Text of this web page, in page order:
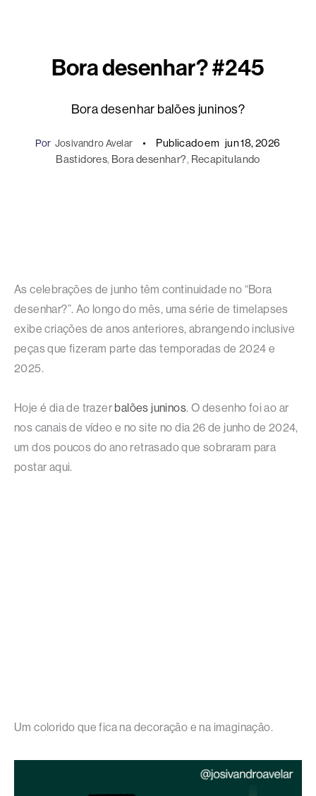
Bora desenhar? #245
Bora desenhar balões juninos?
Por Josivandro Avelar Publicado em jun 18, 2026
Bastidores, Bora desenhar?, Recapitulando
As celebrações de junho têm continuidade no “Bora
desenhar?”. Ao longo do mês, uma série de timelapses
exibe criações de anos anteriores, abrangendo inclusive
peças que fizeram parte das temporadas de 2024 e
2025.
Hoje é dia de trazer balões juninos. O desenho foi ao ar
nos canais de vídeo e no site no dia 26 de junho de 2024,
um dos poucos do ano retrasado que sobraram para
postar aqui.
Um colorido que fica na decoração e na imaginação.